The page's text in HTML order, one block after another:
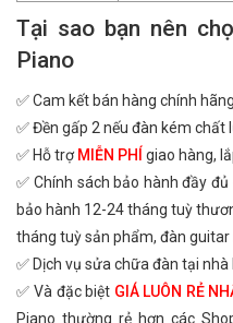
Tại sao bạn nên
Piano
✅ Cam kết bán hàng chính
✅ Đền gấp 2 nếu đàn kém chất
✅ Hỗ trợ MIỄN PHÍ giao hàng,
✅ Chính sách bảo hành đầy
bảo hành 12-24 tháng tuỳ
tháng tuỳ sản phẩm, đàn
✅ Dịch vụ sửa chữa đàn tại nhà
✅ Và đặc biệt GIÁ LUÔN RẺ
Piano thường rẻ hơn các